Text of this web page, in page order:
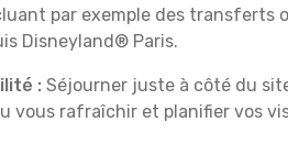
par exemple des transferts
Disneyland® Paris.
: Séjourner juste à côté du
vous rafraîchir et planifier vos